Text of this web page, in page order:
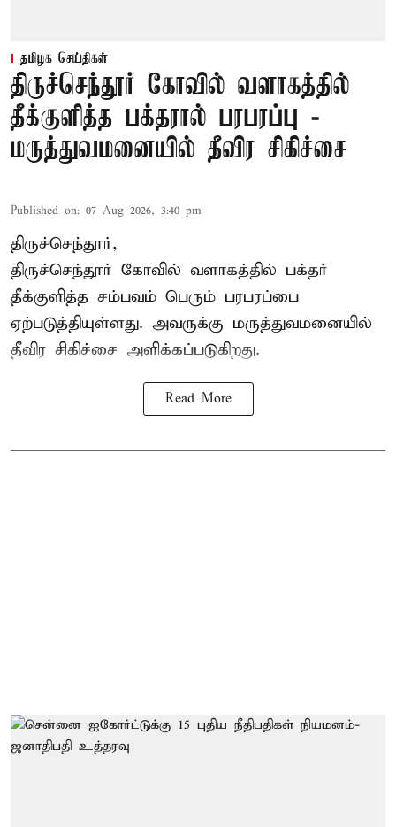
தமிழக செய்திகள்
திருச்செந்தூர் கோவில் வளாகத்தில்
தீக்குளித்த பக்தரால் பரபரப்பு -
மருத்துவமனையில் தீவிர சிகிச்சை
Published on: 07 Aug 2026, 3:40 pm
திருச்செந்தூர்,
திருச்செந்தூர் கோவில் வளாகத்தில் பக்தர்
தீக்குளித்த சம்பவம் பெரும் பரபரப்பை
ஏற்படுத்தியுள்ளது. அவருக்கு மருத்துவமனையில்
தீவிர சிகிச்சை அளிக்கப்படுகிறது.
Read More